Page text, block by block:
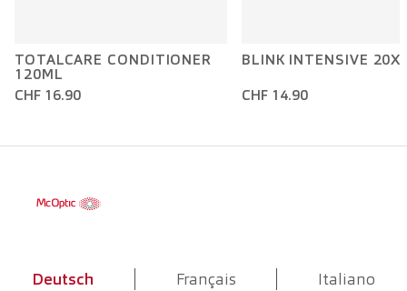
TOTALCARE CONDITIONER
120ML
CHF 16.90
BLINK INTENSIVE
CHF 14.90
Deutsch Français Italiano